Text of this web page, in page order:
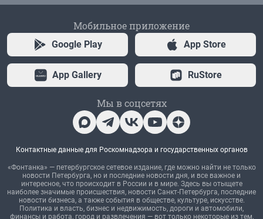
Мобильное приложение
Google Play App Store
App Gallery RuStore
Мы в соцсетях
Контактные данные для Роскомнадзора и государственных органов
«Фонтанка» — петербургское сетевое издание, где можно найти не только
новости Петербурга, но и последние новости дня, и все важное и
интересное, что происходит в России и в мире. Здесь вы отыщете
наиболее значимые происшествия, новости Санкт-Петербурга, последние
новости бизнеса, а также события в обществе, культуре, искусстве.
Политика и власть, бизнес и недвижимость, дороги и автомобили,
финансы и работа, город и развлечения — вот только некоторые из тем,